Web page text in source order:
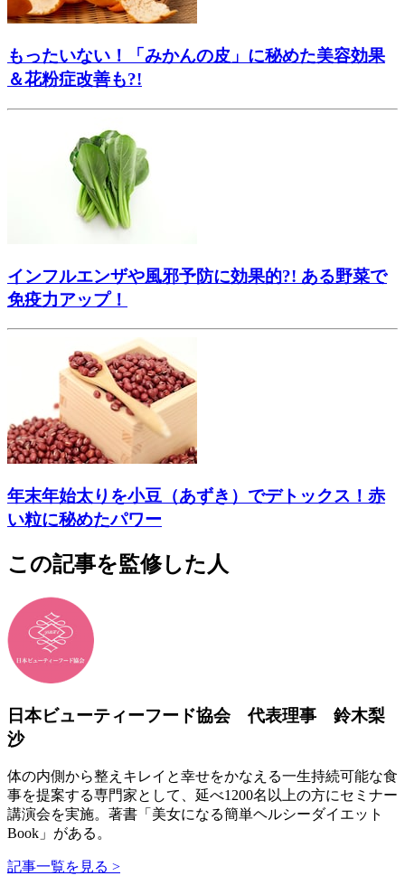
もったいない！「みかんの皮」に秘めた美容効果
＆花粉症改善も?!
インフルエンザや風邪予防に効果的?! ある野菜で
免疫力アップ！
年末年始太りを小豆（あずき）でデトックス！赤
い粒に秘めたパワー
この記事を監修した人
日本ビューティーフード協会 代表理事 鈴木梨
沙
体の内側から整えキレイと幸せをかなえる一生持続可能な食
事を提案する専門家として、延べ1200名以上の方にセミナー
講演会を実施。著書「美女になる簡単ヘルシーダイエット
Book」がある。
記事一覧を見る >